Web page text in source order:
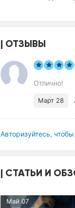
ОТЗЫВЫ
Отлично!
Март 28
Авторизуйтесь,
СТАТЬИ И
Май 07